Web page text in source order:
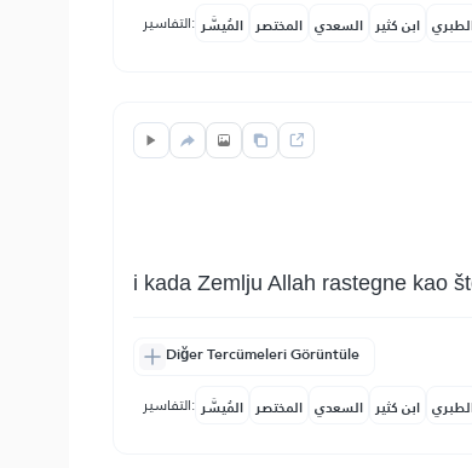
التفاسير: المُيسَّر المختصر السعدي ابن كثير
i kada Zemlju Allah rastegne kao
Diğer Tercümeleri Görüntüle
التفاسير: المُيسَّر المختصر السعدي ابن كثير